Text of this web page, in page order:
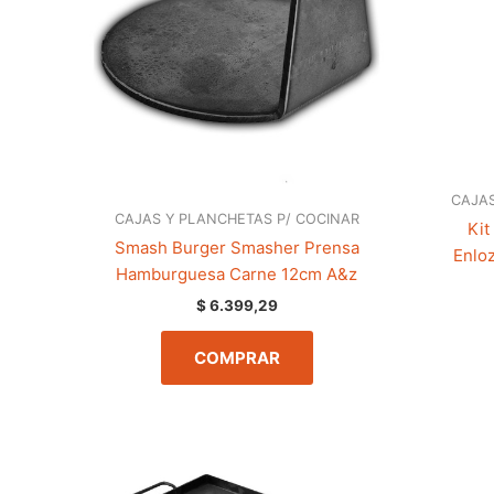
CAJAS Y PLANCHETAS P/ COCINAR
Smash Burger Smasher Prensa
Hamburguesa Carne 12cm A&z
$6.399,29
COMPRAR
Kit